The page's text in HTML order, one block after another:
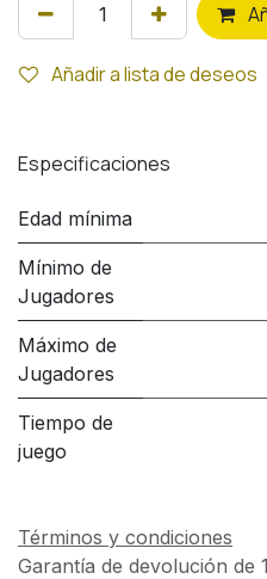
Añadir a lista de deseos
Especificaciones
Edad mínima
Mínimo de
Jugadores
Máximo de
Jugadores
Tiempo de
juego
Términos y condiciones
Garantía de devolución de